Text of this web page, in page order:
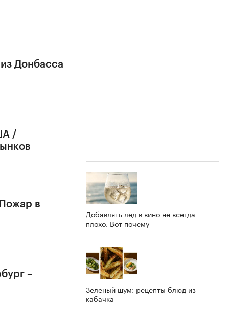
Донбасса
/
в
–
Добавлять лед в вино не всегда
плохо. Вот почему
Зеленый шум: рецепты блюд из
кабачка